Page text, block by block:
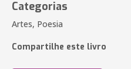
Categorias
Artes, Poesia
Compartilhe este livro